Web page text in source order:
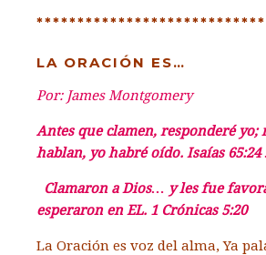
LA ORACIÓN ES…
Por: James Montgomery
Antes que clamen, responderé yo;
hablan, yo habré oído. Isaías
Clamaron a Dios… y les fue
esperaron en EL. 1 Crónicas 5:20
La Oración es voz del alma,Ya